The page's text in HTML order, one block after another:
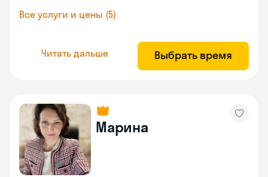
Все услуги и цены (5)
Читать дальше Выбрать время
Марина